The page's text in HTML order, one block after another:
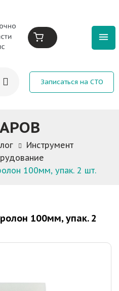
Записаться на СТО
Инструмент
100мм, упак. 2 шт.
100мм, упак. 2